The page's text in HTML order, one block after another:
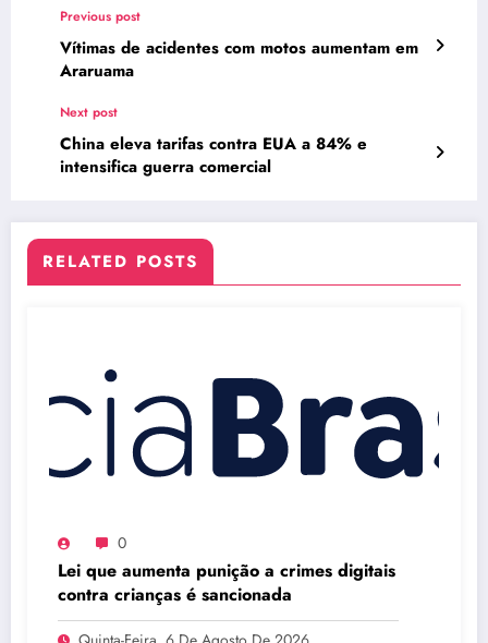
Previous post
Vítimas de acidentes com motos aumentam em
Araruama
Next post
China eleva tarifas contra EUA a 84% e
intensifica guerra comercial
RELATED POSTS
0
Lei que aumenta punição a crimes digitais
contra crianças é sancionada